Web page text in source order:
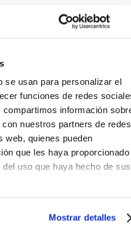
se usan para personalizar el
funciones de redes
información
nuestros partners de redes
web, quienes pueden
que les haya proporcionado
uso que haya hecho de sus
Mostrar detalles